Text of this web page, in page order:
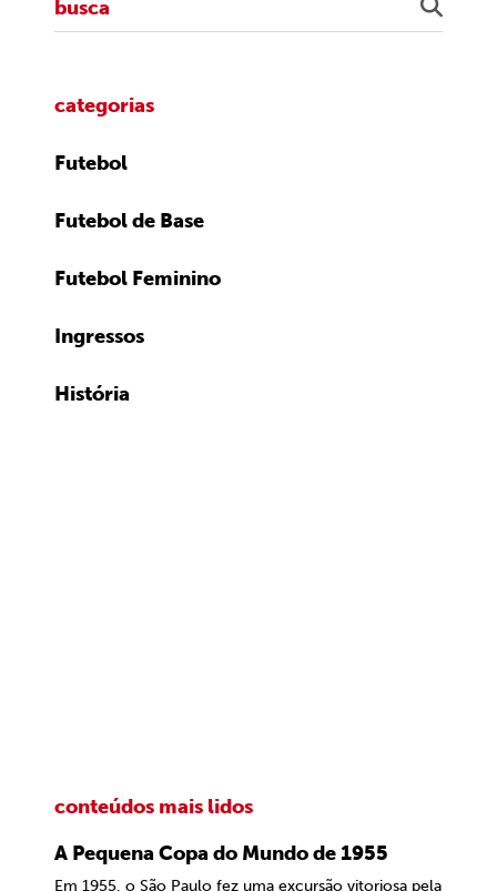
categorias
Futebol
Futebol de Base
Futebol Feminino
Ingressos
História
conteúdos mais lidos
A Pequena Copa do Mundo de 1955
Em 1955, o São Paulo fez uma excursão vitoriosa pela